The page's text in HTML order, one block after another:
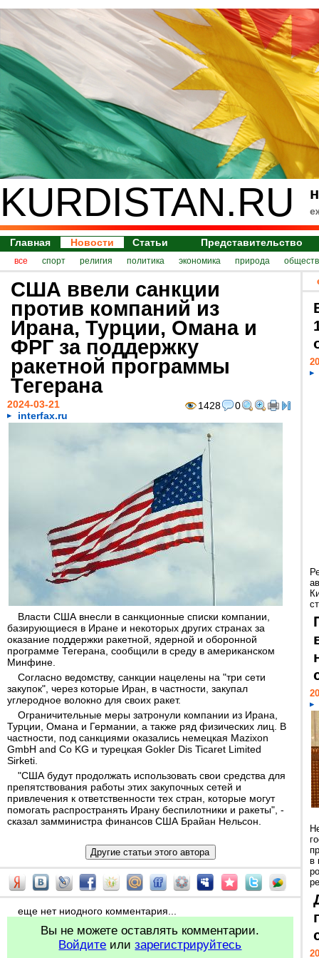
KURDISTAN.RU
Главная Новости Статьи Представительство
все спорт религия политика экономика природа
США ввели санкции
против компаний из
Ирана, Турции, Омана и
ФРГ за поддержку
ракетной программы
Тегерана
1428 0
2024-03-21
interfax.ru
Власти США внесли в санкционные списки компании,
базирующиеся в Иране и некоторых других странах за
оказание поддержки ракетной, ядерной и оборонной
программе Тегерана, сообщили в среду в американском
Минфине.
Согласно ведомству, санкции нацелены на "три сети
закупок", через которые Иран, в частности, закупал
углеродное волокно для своих ракет.
Ограничительные меры затронули компании из Ирана,
Турции, Омана и Германии, а также ряд физических лиц. В
частности, под санкциями оказались немецкая Mazixon
GmbH and Co KG и турецкая Gokler Dis Ticaret Limited
Sirketi.
"США будут продолжать использовать свои средства для
препятствования работы этих закупочных сетей и
привлечения к ответственности тех стран, которые могут
помогать распространять Ирану беспилотники и ракеты", -
сказал замминистра финансов США Брайан Нельсон.
еще нет ниодного комментария...
Вы не можете оставлять комментарии.
Войдите илизарегистрируйтесь
в